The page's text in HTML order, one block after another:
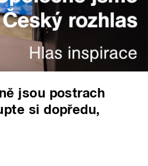
jsou postrach
si dopředu,